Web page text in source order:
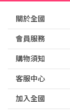
關於全國
會員服務
購物須知
客服中心
加入全國